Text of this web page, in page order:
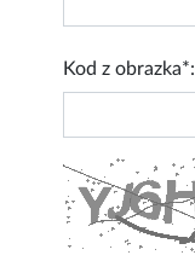
Kod z obrazka*: